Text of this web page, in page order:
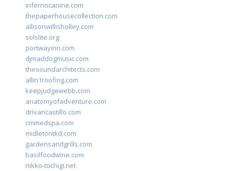
infernocanine.com
thepaperhousecollection.com
allisonwillisholley.com
solslite.org
portwayinn.com
djmaddogmusic.com
thesoundarchitects.com
allin1roofing.com
keepjudgewebb.com
anatomyofadventure.com
drivancastillo.com
cmmedspa.com
midletontkd.com
gardensandgrills.com
basilfoodwine.com
nikko-tochigi.net